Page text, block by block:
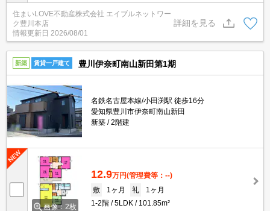
で徒歩13分圏内!豊橋方面へアクセスしやすく、通勤・通学に便利な
立地です♪
住まいLOVE不動産株式会社 エイブルネットワー
ク豊川本店
情報更新日 2026/08/01
詳細を見る
新築 賃貸一戸建て 豊川伊奈町南山新田第1期
名鉄名古屋本線/小田渕駅 徒歩16分
愛知県豊川市伊奈町南山新田
新築
2階建
画像：2枚
12.9万円(管理費等：--)
敷
1ヶ月 礼
1ヶ月
1-2階
5LDK 101.85m²